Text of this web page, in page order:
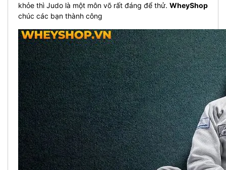
khỏe thì Judo là một môn võ rất đáng để thử. WheyShop
chúc các bạn thành công